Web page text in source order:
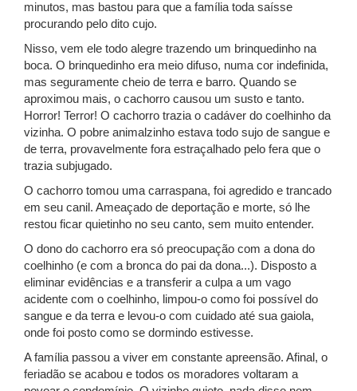
minutos, mas bastou para que a família toda saísse
procurando pelo dito cujo.
Nisso, vem ele todo alegre trazendo um brinquedinho na
boca. O brinquedinho era meio difuso, numa cor indefinida,
mas seguramente cheio de terra e barro. Quando se
aproximou mais, o cachorro causou um susto e tanto.
Horror! Terror! O cachorro trazia o cadáver do coelhinho da
vizinha. O pobre animalzinho estava todo sujo de sangue e
de terra, provavelmente fora estraçalhado pelo fera que o
trazia subjugado.
O cachorro tomou uma carraspana, foi agredido e trancado
em seu canil. Ameaçado de deportação e morte, só lhe
restou ficar quietinho no seu canto, sem muito entender.
O dono do cachorro era só preocupação com a dona do
coelhinho (e com a bronca do pai da dona...). Disposto a
eliminar evidências e a transferir a culpa a um vago
acidente com o coelhinho, limpou-o como foi possível do
sangue e da terra e levou-o com cuidado até sua gaiola,
onde foi posto como se dormindo estivesse.
A família passou a viver em constante apreensão. Afinal, o
feriadão se acabou e todos os moradores voltaram a